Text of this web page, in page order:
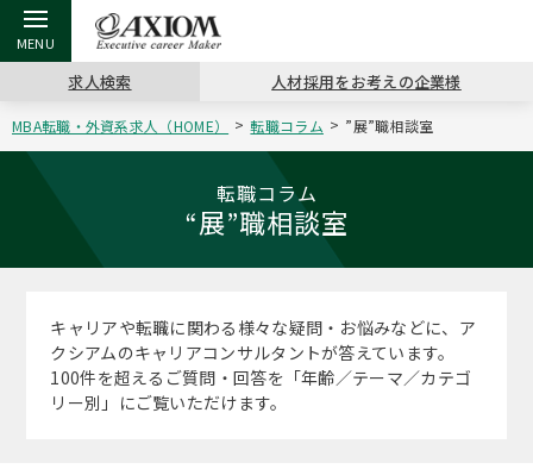
戻る
アクシアムの特長
サービス案内
戻る
キャリア支援 TOP
キャリアデザイン講座
（最新求人市場動向）
ステージ別アドバイス
MBAの転職事例
戻る
転職ツール TOP
英文レジュメの書き方
日本語履歴書テンプレート
戻る
転職コラム TOP
“展”職相談室
コンサルティングの現場から
戻る
イベント・セミナー TOP
キャリアデザインセミナー
ジョブフェア
戻る
会社概要 TOP
アクセス
求人検索 人材採用をお考えの企業様
MBA転職・外資系求人（HOME） 転職コラム ”展”職相談室
転職コラム
“展”職相談室
キャリアや転職に関わる様々な疑問・お悩みなどに、ア
クシアムのキャリアコンサルタントが答えています。
100件を超えるご質問・回答を「年齢／テーマ／カテゴ
リー別」にご覧いただけます。